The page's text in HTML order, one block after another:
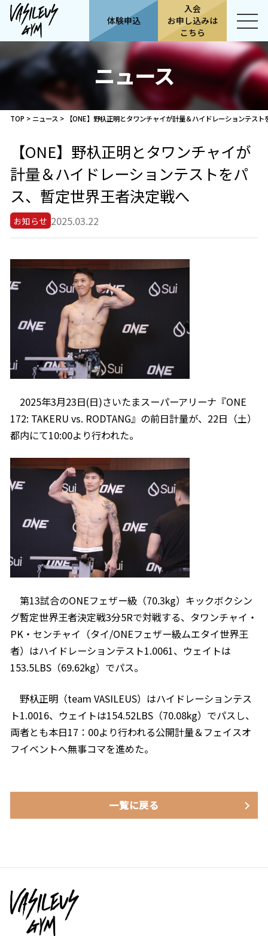
体験申込
入会
お申し込みは
こちら
ニュース
TOP > ニュース > 【ONE】野杁正明とタワンチャイが計量＆ハイドレーションテス
【ONE】野杁正明とタワンチャイが
計量＆ハイドレーションテストをパ
ス、暫定世界王者決定戦へ
お知らせ 2025.03.22
2025年3月23日(日)さいたまスーパーアリーナ『ONE
172: TAKERU vs. RODTANG』の前日計量が、22日（土）
都内にて10:00より行われた。
第13試合のONEフェザー級（70.3kg）キックボクシン
グ暫定世界王者決定戦3分5Rで対戦する、タワンチャイ・
PK・センチャイ（タイ/ONEフェザー級ムエタイ世界王
者）はハイドレーションテスト1.0061、ウェイトは
153.5LBS（69.62kg）でパス。
野杁正明（team VASILEUS）はハイドレーションテス
ト1.0016、ウェイトは154.52LBS（70.08kg）でパスし、
両者とも本日17：00より行われる公開計量＆フェイスオ
フイベントへ無事コマを進めた。
一覧に戻る